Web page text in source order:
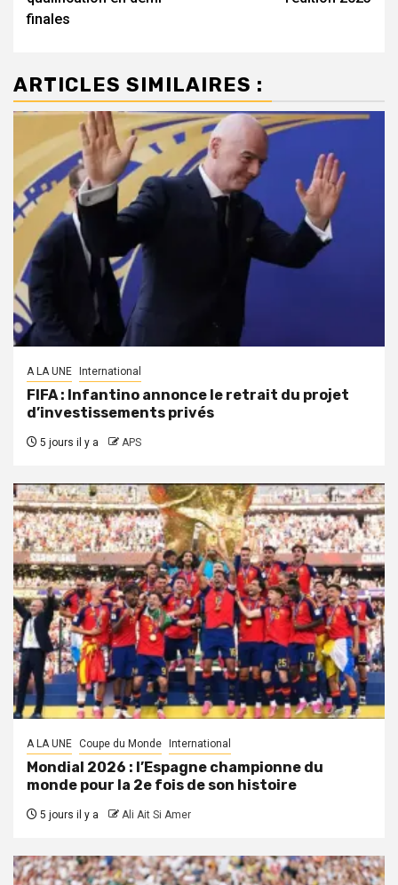
finales
ARTICLES SIMILAIRES :
A LA UNE International
FIFA : Infantino annonce le retrait du projet
d’investissements privés
5 jours il y a APS
A LA UNE Coupe du Monde International
Mondial 2026 : l’Espagne championne du
monde pour la 2e fois de son histoire
5 jours il y a Ali Ait Si Amer